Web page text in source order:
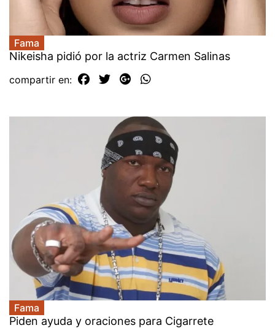
Fama
Nikeisha pidió por la actriz Carmen Salinas
compartir en:
Fama
Piden ayuda y oraciones para Cigarrete